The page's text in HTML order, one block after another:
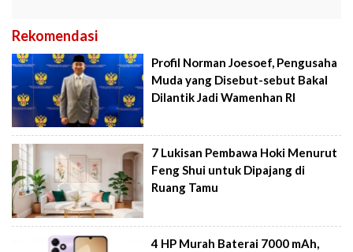
Rekomendasi
Profil Norman Joesoef, Pengusaha
Muda yang Disebut-sebut Bakal
Dilantik Jadi Wamenhan RI
7 Lukisan Pembawa Hoki Menurut
Feng Shui untuk Dipajang di
Ruang Tamu
4 HP Murah Baterai 7000 mAh,